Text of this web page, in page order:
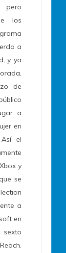
pero
los
a
y ya
de
a
en
el
y
se
a
en